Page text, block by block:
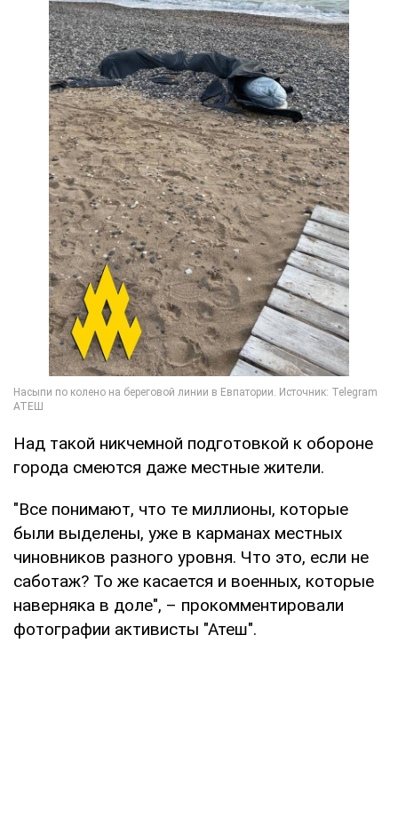
Над такой никчемной подготовкой к обороне
города смеются даже местные жители.
"Все понимают, что те миллионы, которые
были выделены, уже в карманах местных
чиновников разного уровня. Что это, если не
саботаж? То же касается и военных, которые
наверняка в доле", – прокомментировали
фотографии активисты "Атеш".